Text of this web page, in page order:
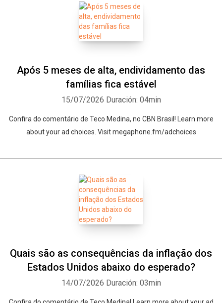
Após 5 meses de alta, endividamento das
famílias fica estável
15/07/2026 Duración: 04min
Confira do comentário de Teco Medina, no CBN Brasil! Learn more
about your ad choices. Visit megaphone.fm/adchoices
Quais são as consequências da inflação dos
Estados Unidos abaixo do esperado?
14/07/2026 Duración: 03min